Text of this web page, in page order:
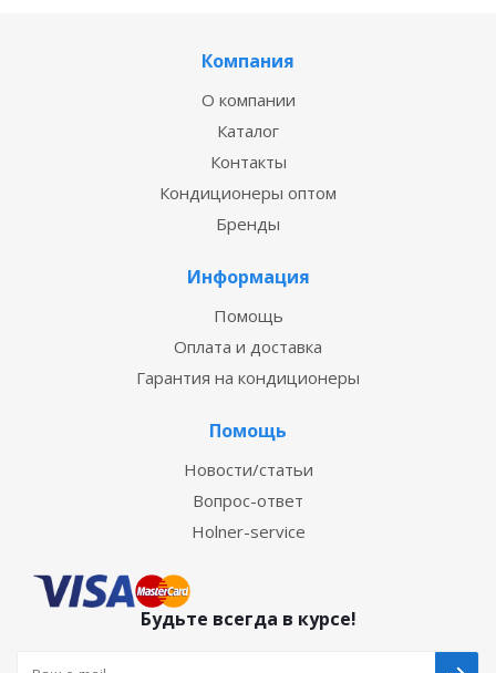
Компания
О компании
Каталог
Контакты
Кондиционеры оптом
Бренды
Информация
Помощь
Оплата и доставка
Гарантия на кондиционеры
Помощь
Новости/статьи
Вопрос-ответ
Holner-service
Будьте всегда в курсе!